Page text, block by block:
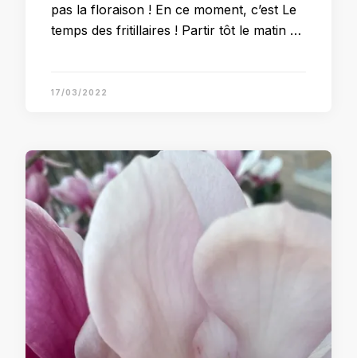
pas la floraison ! En ce moment, c’est Le
temps des fritillaires ! Partir tôt le matin …
17/03/2022